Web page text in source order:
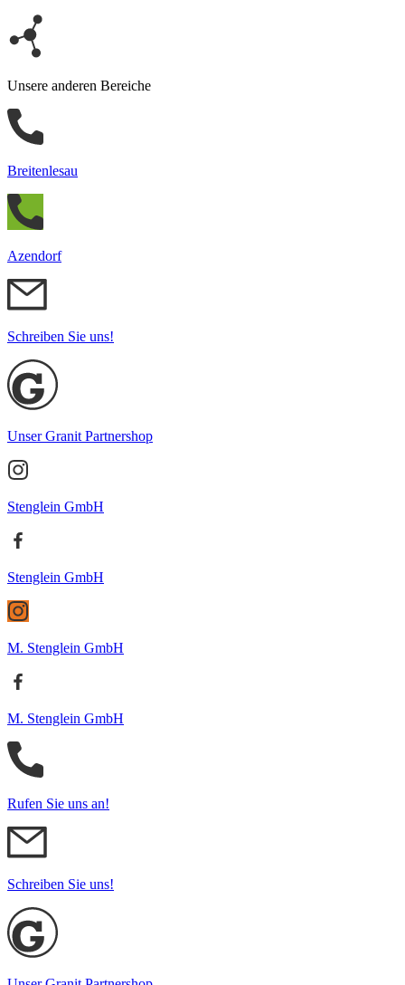
Unsere anderen Bereiche
Breitenlesau
Azendorf
Schreiben Sie uns!
Unser Granit Partnershop
Stenglein GmbH
Stenglein GmbH
M. Stenglein GmbH
M. Stenglein GmbH
Rufen Sie uns an!
Schreiben Sie uns!